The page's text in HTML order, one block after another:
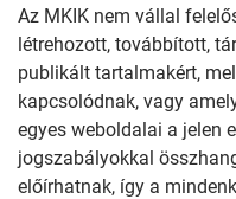
Az MKIK nem vállal
létrehozott, továbbított,
publikált tartalmakért,
kapcsolódnak, vagy
egyes weboldalai a jelen
jogszabályokkal
előírhatnak, így a